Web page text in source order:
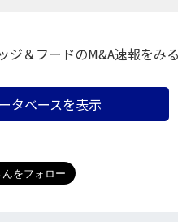
ジ＆フードのM&A速報をみる
タベースを表示